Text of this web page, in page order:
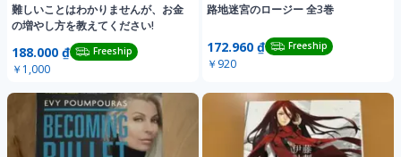
難しいことはわかりませんが、お金
の増やし方を教えてください!
188.000 ₫ Freeship
￥1,000
路地迷宮のロージー 全3巻
172.960 ₫ Freeship
￥920